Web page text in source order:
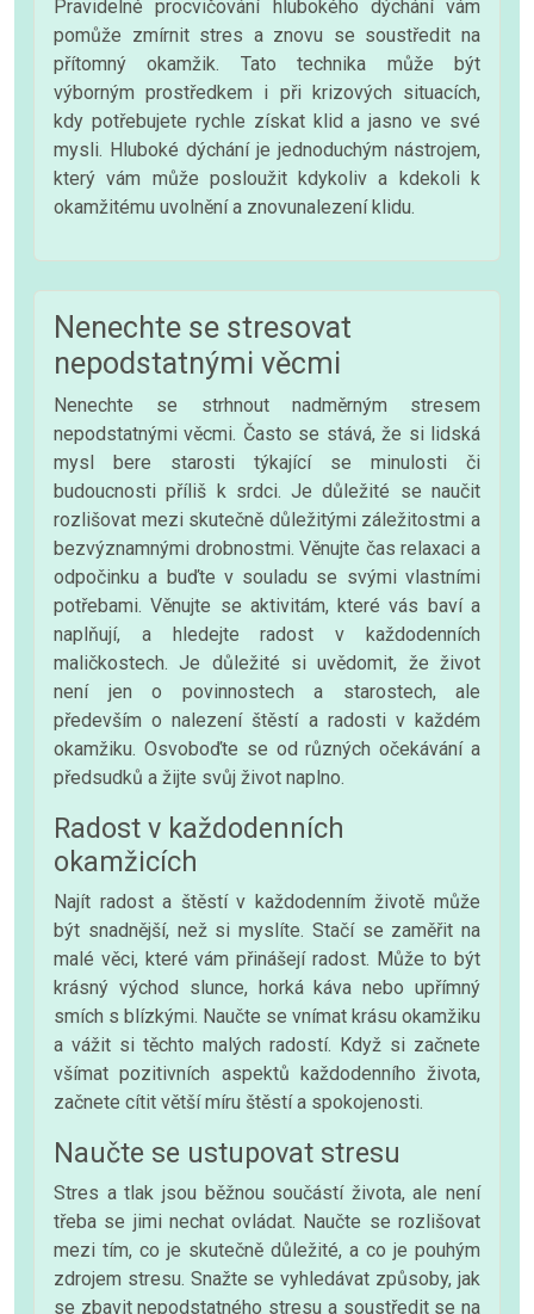
Pravidelné procvičování hlubokého dýchání vám
pomůže zmírnit stres a znovu se soustředit na
přítomný okamžik. Tato technika může být
výborným prostředkem i při krizových situacích,
kdy potřebujete rychle získat klid a jasno ve své
mysli. Hluboké dýchání je jednoduchým nástrojem,
který vám může posloužit kdykoliv a kdekoli k
okamžitému uvolnění a znovunalezení klidu.
Nenechte se stresovat
nepodstatnými věcmi
Nenechte se strhnout nadměrným stresem
nepodstatnými věcmi. Často se stává, že si lidská
mysl bere starosti týkající se minulosti či
budoucnosti příliš k srdci. Je důležité se naučit
rozlišovat mezi skutečně důležitými záležitostmi a
bezvýznamnými drobnostmi. Věnujte čas relaxaci a
odpočinku a buďte v souladu se svými vlastními
potřebami. Věnujte se aktivitám, které vás baví a
naplňují, a hledejte radost v každodenních
maličkostech. Je důležité si uvědomit, že život
není jen o povinnostech a starostech, ale
především o nalezení štěstí a radosti v každém
okamžiku. Osvoboďte se od různých očekávání a
předsudků a žijte svůj život naplno.
Radost v každodenních
okamžicích
Najít radost a štěstí v každodenním životě může
být snadnější, než si myslíte. Stačí se zaměřit na
malé věci, které vám přinášejí radost. Může to být
krásný východ slunce, horká káva nebo upřímný
smích s blízkými. Naučte se vnímat krásu okamžiku
a vážit si těchto malých radostí. Když si začnete
všímat pozitivních aspektů každodenního života,
začnete cítit větší míru štěstí a spokojenosti.
Naučte se ustupovat stresu
Stres a tlak jsou běžnou součástí života, ale není
třeba se jimi nechat ovládat. Naučte se rozlišovat
mezi tím, co je skutečně důležité, a co je pouhým
zdrojem stresu. Snažte se vyhledávat způsoby, jak
se zbavit nepodstatného stresu a soustředit se na